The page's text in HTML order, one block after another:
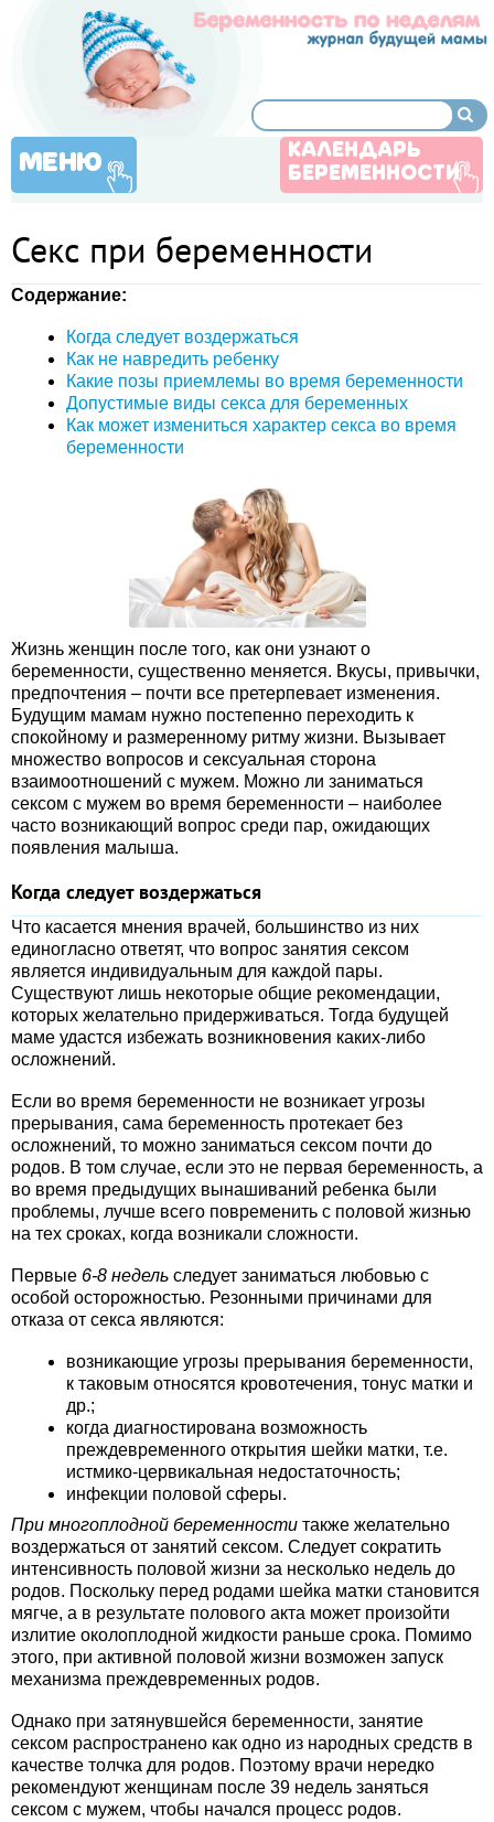
МЕНЮ
КАЛЕНДАРЬ
БЕРЕМЕННОСТИ
Секс при беременности
Содержание:
Когда следует воздержаться
Как не навредить ребенку
Какие позы приемлемы во время беременности
Допустимые виды секса для беременных
Как может измениться характер секса во время
беременности
Жизнь женщин после того, как они узнают о
беременности, существенно меняется. Вкусы, привычки,
предпочтения – почти все претерпевает изменения.
Будущим мамам нужно постепенно переходить к
спокойному и размеренному ритму жизни. Вызывает
множество вопросов и сексуальная сторона
взаимоотношений с мужем. Можно ли заниматься
сексом с мужем во время беременности – наиболее
часто возникающий вопрос среди пар, ожидающих
появления малыша.
Когда следует воздержаться
Что касается мнения врачей, большинство из них
единогласно ответят, что вопрос занятия сексом
является индивидуальным для каждой пары.
Существуют лишь некоторые общие рекомендации,
которых желательно придерживаться. Тогда будущей
маме удастся избежать возникновения каких-либо
осложнений.
Если во время беременности не возникает угрозы
прерывания, сама беременность протекает без
осложнений, то можно заниматься сексом почти до
родов. В том случае, если это не первая беременность, а
во время предыдущих вынашиваний ребенка были
проблемы, лучше всего повременить с половой жизнью
на тех сроках, когда возникали сложности.
Первые 6-8 недель следует заниматься любовью с
особой осторожностью. Резонными причинами для
отказа от секса являются:
возникающие угрозы прерывания беременности,
к таковым относятся кровотечения, тонус матки и
др.;
когда диагностирована возможность
преждевременного открытия шейки матки, т.е.
истмико-цервикальная недостаточность;
инфекции половой сферы.
При многоплодной беременности также желательно
воздержаться от занятий сексом. Следует сократить
интенсивность половой жизни за несколько недель до
родов. Поскольку перед родами шейка матки становится
мягче, а в результате полового акта может произойти
излитие околоплодной жидкости раньше срока. Помимо
этого, при активной половой жизни возможен запуск
механизма преждевременных родов.
Однако при затянувшейся беременности, занятие
сексом распространено как одно из народных средств в
качестве толчка для родов. Поэтому врачи нередко
рекомендуют женщинам после 39 недель заняться
сексом с мужем, чтобы начался процесс родов.